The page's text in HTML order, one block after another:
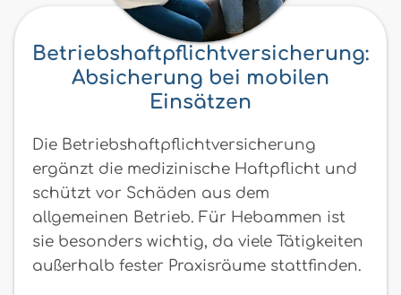
Betriebshaftpflichtversicherung:
Absicherung bei mobilen
Einsätzen
Die Betriebshaftpflichtversicherung
ergänzt die medizinische Haftpflicht und
schützt vor Schäden aus dem
allgemeinen Betrieb. Für Hebammen ist
sie besonders wichtig, da viele Tätigkeiten
außerhalb fester Praxisräume stattfinden.